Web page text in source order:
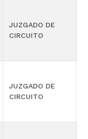
JUZGADO DE
CIRCUITO
JUZGADO DE
CIRCUITO